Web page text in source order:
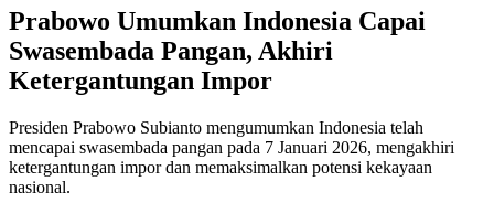
Prabowo Umumkan Indonesia Capai
Swasembada Pangan, Akhiri
Ketergantungan Impor
Presiden Prabowo Subianto mengumumkan Indonesia telah
mencapai swasembada pangan pada 7 Januari 2026, mengakhiri
ketergantungan impor dan memaksimalkan potensi kekayaan
nasional.